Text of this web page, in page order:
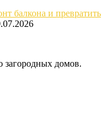
балкона и превратить
загородных домов.